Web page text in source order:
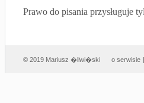
Prawo do pisania przysługuje
© 2019 Mariusz �liwi�ski o serwisie |